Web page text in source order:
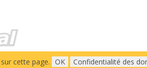
cette page. OK Confidentialité des